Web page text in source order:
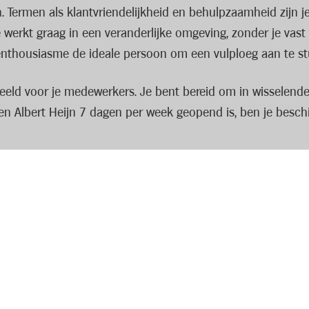
als klantvriendelijkheid en behulpzaamheid zijn
graag in een veranderlijke omgeving, zonder je
de ideale persoon om een vulploeg aan te
voor je medewerkers. Je bent bereid om in
Albert Heijn 7 dagen per week geopend is, ben je